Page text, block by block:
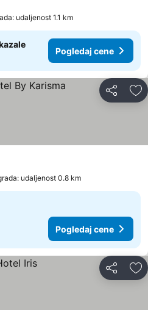
udaljenost 1.1 km
Pogledaj cene
Deli
udaljenost 0.8 km
Pogledaj cene
Deli